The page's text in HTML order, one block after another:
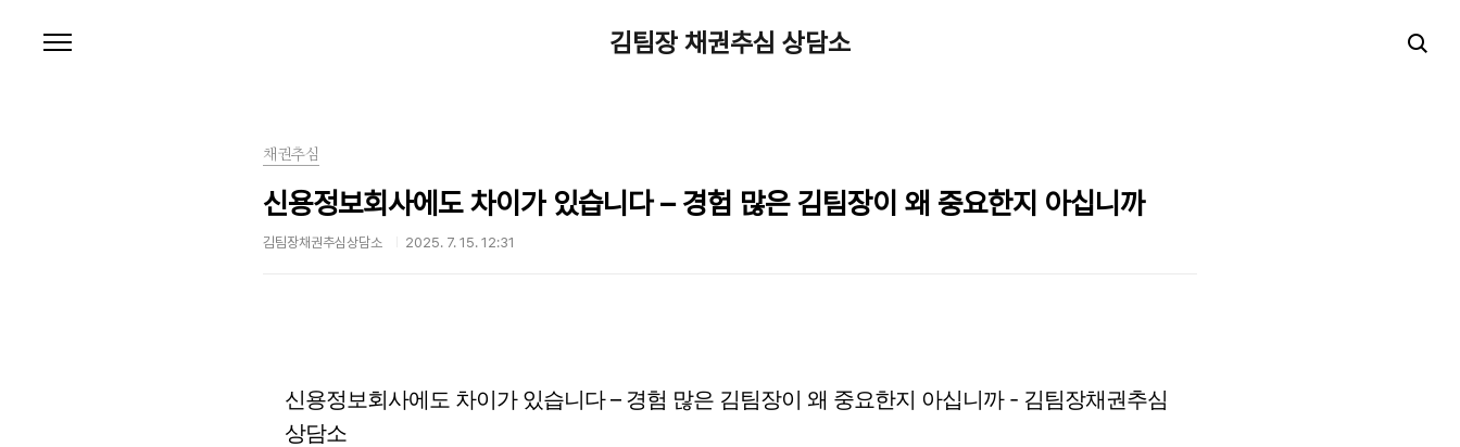
김팀장 채권추심 상담소
채권추심
신용정보회사에도 차이가 있습니다 – 경험 많은 김팀장이 왜 중요한지 아십니까
김팀장채권추심상담소 2025. 7. 15. 12:31
신용정보회사에도 차이가 있습니다 – 경험 많은 김팀장이 왜 중요한지 아십니까 - 김팀장채권추심
상담소